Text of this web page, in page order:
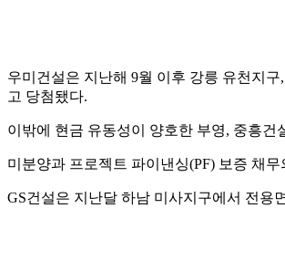
우미건설은 지난해 9월 이후 강릉 유천지
고 당첨됐다.
이밖에 현금 유동성이 양호한 부영, 중흥
미분양과 프로젝트 파이낸싱(PF) 보증 채
GS건설은 지난달 하남 미사지구에서 전용